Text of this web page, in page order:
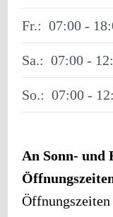
Fr.: 07:00 -
Sa.: 07:00 -
So.: 07:00 -
An Sonn- und
Öffnungszeiten